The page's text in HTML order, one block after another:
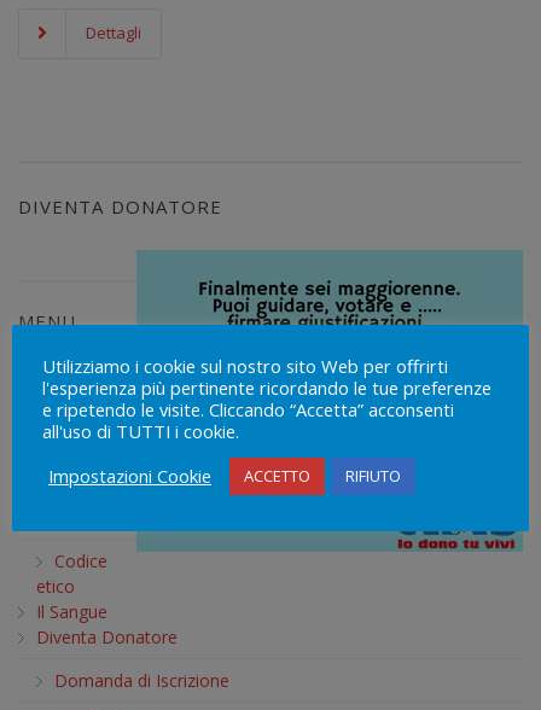
Dettagli
DIVENTA DONATORE
MENU
Home
Che cos’è
Storia
Codice
etico
Il Sangue
Diventa Donatore
Domanda di Iscrizione
Utilizziamo i cookie sul nostro sito Web per offrirti
l'esperienza più pertinente ricordando le tue preferenze
e ripetendo le visite. Cliccando “Accetta” acconsenti
all'uso di TUTTI i cookie.
Impostazioni Cookie
ACCETTO RIFIUTO